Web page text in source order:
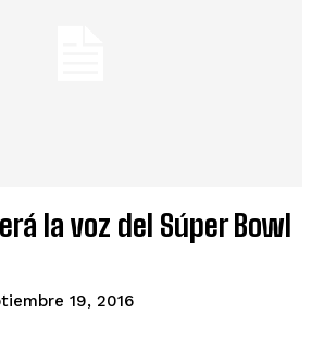
la voz del Súper Bowl
19, 2016